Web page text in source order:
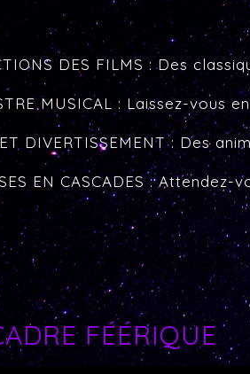
DES FILMS : Des
MUSICAL : Laissez-vous
DIVERTISSEMENT : Des
EN CASCADES :
FÉÉRIQUE